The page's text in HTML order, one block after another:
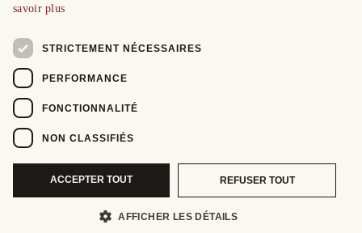
savoir plus
STRICTEMENT NÉCESSAIRES
PERFORMANCE
FONCTIONNALITÉ
NON CLASSIFIÉS
ACCEPTER TOUT REFUSER TOUT
AFFICHER LES DÉTAILS